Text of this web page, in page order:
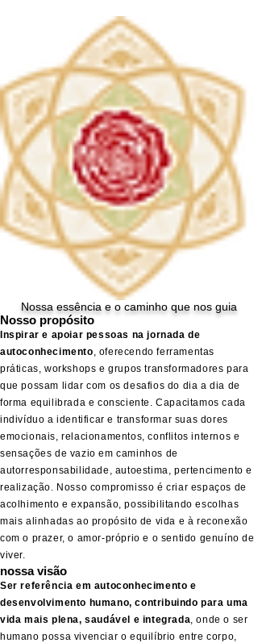
Nossa essência e o caminho que nos guia
Nosso propósito
Inspirar e apoiar pessoas na jornada de
autoconhecimento, oferecendo ferramentas
práticas, workshops e grupos transformadores para
que possam lidar com os desafios do dia a dia de
forma equilibrada e consciente. Capacitamos cada
indivíduo a identificar e transformar suas dores
emocionais, relacionamentos, conflitos internos e
sensações de vazio em caminhos de
autorresponsabilidade, autoestima, pertencimento e
realização. Nosso compromisso é criar espaços de
acolhimento e expansão, possibilitando escolhas
mais alinhadas ao propósito de vida e à reconexão
com o prazer, o amor-próprio e o sentido genuíno de
viver.
nossa visão
Ser referência em autoconhecimento e
desenvolvimento humano, contribuindo para uma
vida mais plena, saudável e integrada, onde o ser
humano possa vivenciar o equilíbrio entre corpo,